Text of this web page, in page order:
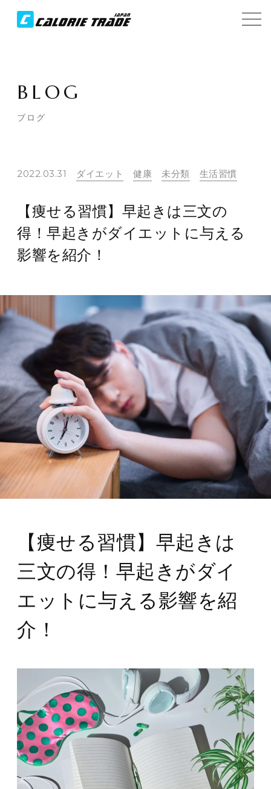
BLOG
ブログ
2022.03.31 ダイエット 健康 未分類 生活習慣
【痩せる習慣】早起きは三文の
得！早起きがダイエットに与える
影響を紹介！
【痩せる習慣】早起きは
三文の得！早起きがダイ
エットに与える影響を紹
介！